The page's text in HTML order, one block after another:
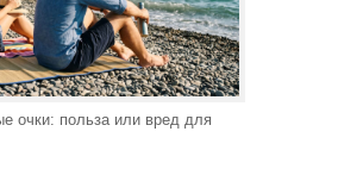
очки: польза или вред для